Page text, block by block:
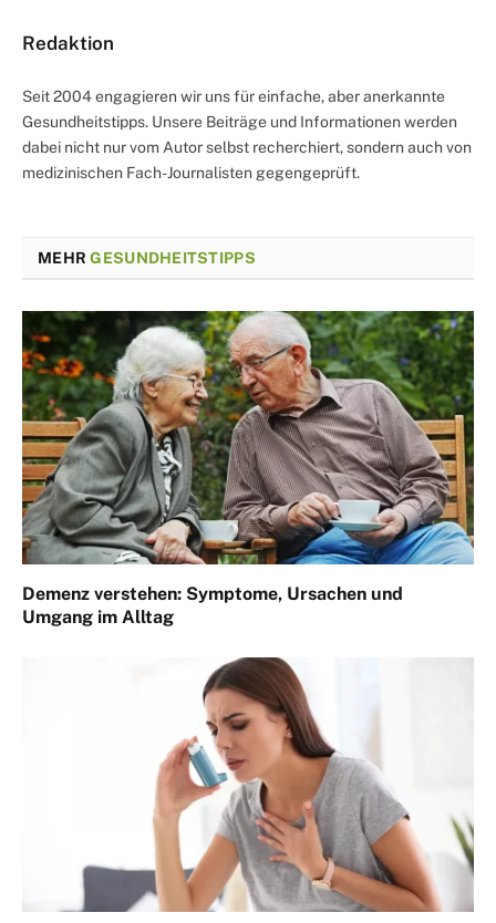
Redaktion
Seit 2004 engagieren wir uns für einfache, aber anerkannte
Gesundheitstipps. Unsere Beiträge und Informationen werden
dabei nicht nur vom Autor selbst recherchiert, sondern auch von
medizinischen Fach-Journalisten gegengeprüft.
MEHRGESUNDHEITSTIPPS
Demenz verstehen: Symptome, Ursachen und
Umgang im Alltag